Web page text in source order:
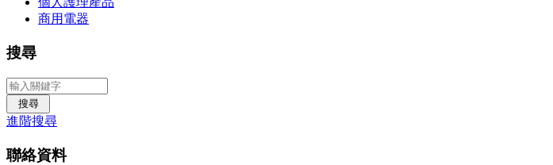
商用電器
搜尋
進階搜尋
聯絡資料